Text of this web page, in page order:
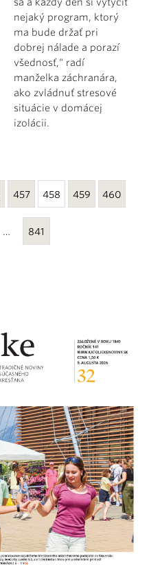
nejaký program, ktorý
ma bude držať pri
dobrej nálade a porazí
všednosť,“ radí
manželka záchranára,
ako zvládnuť stresové
situácie v domácej
izolácii.
457 458 459 460
… 841